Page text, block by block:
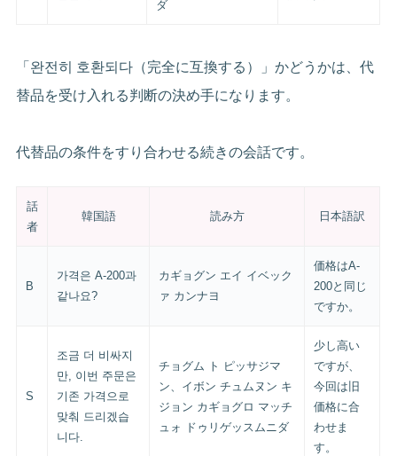
ダ
「완전히 호환되다（完全に互換する）」かどうかは、代
替品を受け入れる判断の決め手になります。
代替品の条件をすり合わせる続きの会話です。
話
者
韓国語 読み方 日本語訳
B
가격은 A-200과
같나요?
カギョグン エイ イベック
ァ カンナヨ
価格はA-
200と同じ
ですか。
S
조금 더 비싸지
만, 이번 주문은
기존 가격으로
맞춰 드리겠습
니다.
チョグム ト ピッサジマ
ン、イボン チュムヌン キ
ジョン カギョグロ マッチ
ュォ ドゥリゲッスムニダ
少し高い
ですが、
今回は旧
価格に合
わせま
す。